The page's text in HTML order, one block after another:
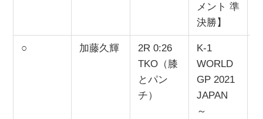
メント 準
決勝】
○ 加藤久輝
2R 0:26
TKO（膝
とパン
チ）
K-1
WORLD
GP 2021
JAPAN
～